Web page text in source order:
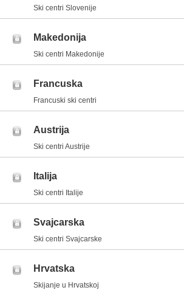
Ski centri Slovenije
Makedonija
Ski centri Makedonije
Francuska
Francuski ski centri
Austrija
Ski centri Austrije
Italija
Ski centri Italije
Svajcarska
Ski centri Svajcarske
Hrvatska
Skijanje u Hrvatskoj